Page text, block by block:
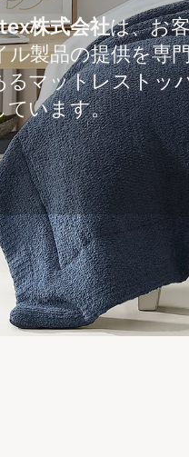
株式会社は、お
ル製品の提供を専
るマットレストッ
ています。